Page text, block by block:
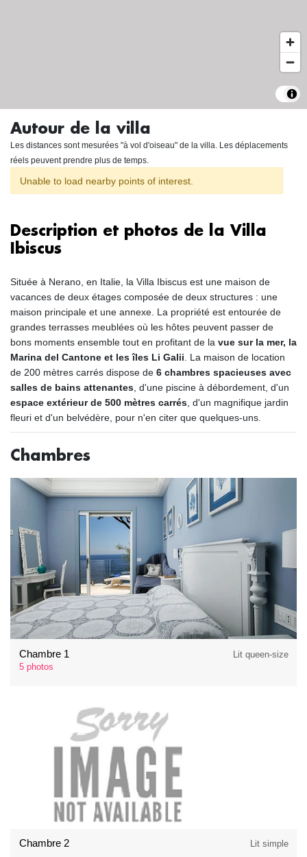
Autour de la villa
Les distances sont mesurées "à vol d'oiseau" de la villa. Les déplacements
réels peuvent prendre plus de temps.
Unable to load nearby points of interest.
Description et photos de la Villa
Ibiscus
Située à Nerano, en Italie, la Villa Ibiscus est une maison de
vacances de deux étages composée de deux structures : une
maison principale et une annexe. La propriété est entourée de
grandes terrasses meublées où les hôtes peuvent passer de
bons moments ensemble tout en profitant de la vue sur la mer, la
Marina del Cantone et les îles Li Galii . La maison de location
de 200 mètres carrés dispose de 6 chambres spacieuses avec
salles de bains attenantes , d'une piscine à débordement, d'un
espace extérieur de 500 mètres carrés , d'un magnifique jardin
fleuri et d'un belvédère, pour n'en citer que quelques-uns.
Chambres
Chambre 1
5 photos
Lit queen-size
Chambre 2 Lit simple